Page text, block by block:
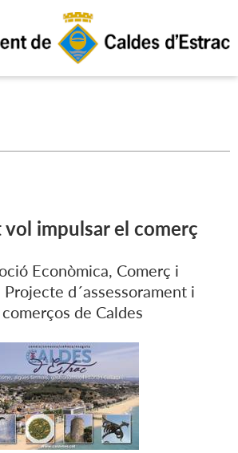
impulsar el comerç
Econòmica, Comerç i
d´assessorament i
de Caldes